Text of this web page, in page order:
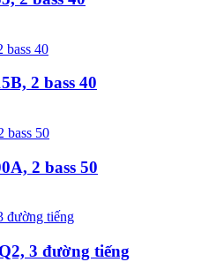
2 bass 40
2 bass 50
3 đường tiếng